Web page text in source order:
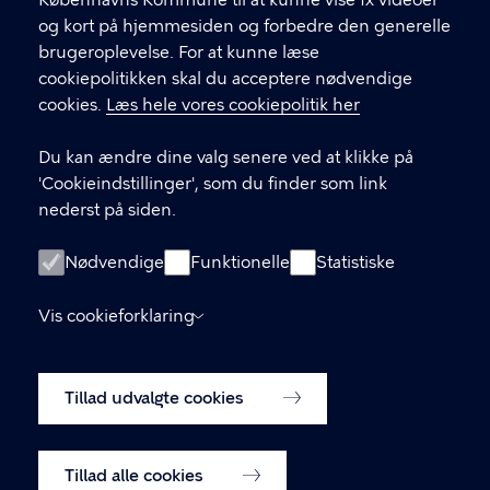
og kort på hjemmesiden og forbedre den generelle
brugeroplevelse. For at kunne læse
cookiepolitikken skal du acceptere nødvendige
cookies. Læs hele vores cookiepolitik her
Du kan ændre dine valg senere ved at klikke på
'Cookieindstillinger', som du finder som link
nederst på siden.
Nødvendige Funktionelle Statistiske
Vis cookieforklaring
Tillad udvalgte cookies
Tillad alle cookies
CVR-nummer64942212
GENVEJE
Digital Post
Databeskyttelse
Tilgængelighedserklæring
Om hjemmesiden
Cookiepolitik